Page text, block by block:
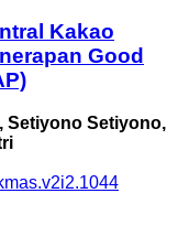
Kakao
Good
Setiyono Setiyono,